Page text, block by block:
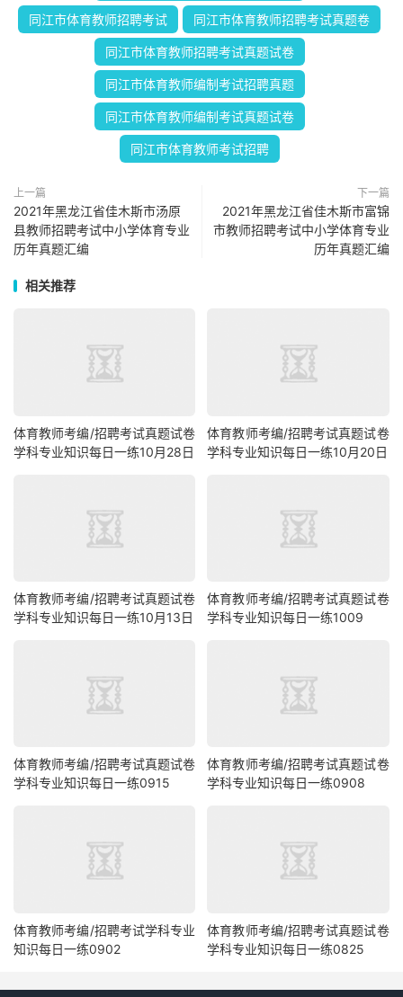
同江市体育教师招聘考试 同江市体育教师招聘考试真题卷
同江市体育教师招聘考试真题试卷
同江市体育教师编制考试招聘真题
同江市体育教师编制考试真题试卷
同江市体育教师考试招聘
上一篇
2021年黑龙江省佳木斯市汤原
县教师招聘考试中小学体育专业
历年真题汇编
下一篇
2021年黑龙江省佳木斯市富锦
市教师招聘考试中小学体育专业
历年真题汇编
相关推荐
体育教师考编/招聘考试真题试卷
学科专业知识每日一练10月28日
体育教师考编/招聘考试真题试卷
学科专业知识每日一练10月20日
体育教师考编/招聘考试真题试卷
学科专业知识每日一练10月13日
体育教师考编/招聘考试真题试卷
学科专业知识每日一练1009
体育教师考编/招聘考试真题试卷
学科专业知识每日一练0915
体育教师考编/招聘考试真题试卷
学科专业知识每日一练0908
体育教师考编/招聘考试学科专业
知识每日一练0902
体育教师考编/招聘考试真题试卷
学科专业知识每日一练0825